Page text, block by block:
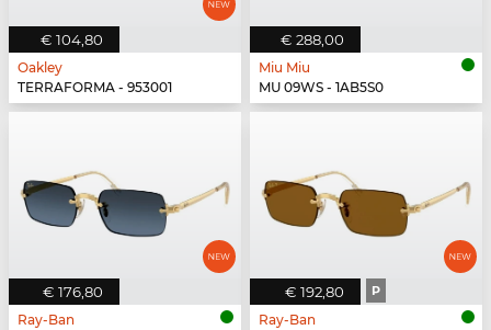
€ 104,80
Oakley
TERRAFORMA - 953001
€ 288,00
Miu Miu
MU 09WS - 1AB5S0
€ 176,80
Ray-Ban
€ 192,80 P
Ray-Ban